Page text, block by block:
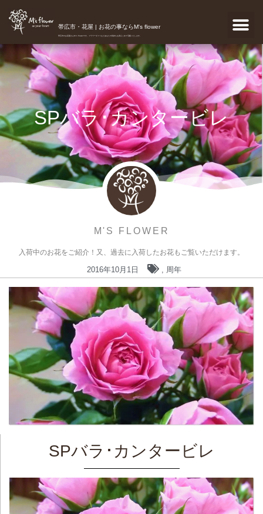
帯広市・花屋 | お花の事ならM's flower
帯広市のお花屋さんM's flowerです。フラワーギフトなどあなたの気持ちを真心こめて宅配いたします。
SPバラ･カンタービレ
M'S FLOWER
入荷中のお花をご紹介！又、過去に入荷したお花もご覧いただけます。
2016年10月1日 , 周年
SPバラ･カンタービレ